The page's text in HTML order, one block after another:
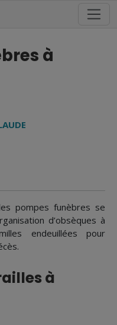
à
pompes funèbres se
d’obsèques à
endeuillées pour
à